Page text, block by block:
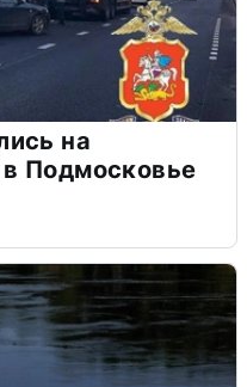
на
Подмосковье